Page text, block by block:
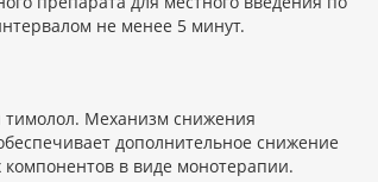
не менее 5 минут.
тимолол. Механизм снижения
дополнительное снижение
в виде монотерапии.